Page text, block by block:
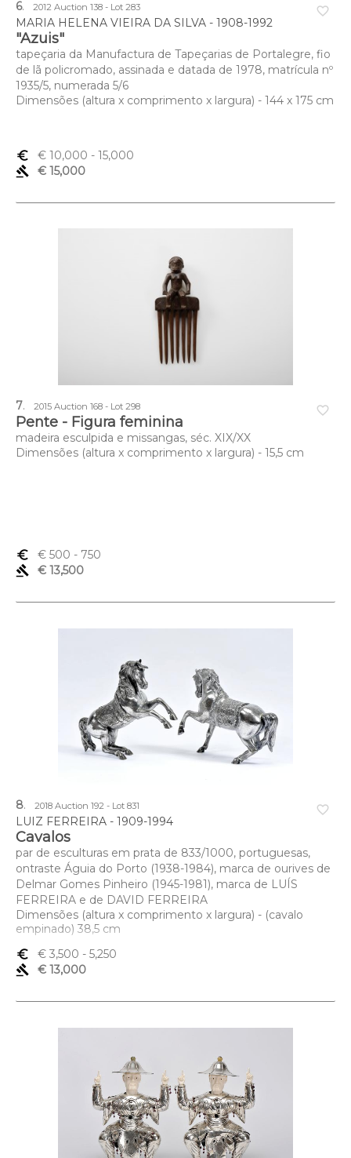
favorite_border
6. 2012 Auction 138 - Lot 283
MARIA HELENA VIEIRA DA SILVA - 1908-1992
"Azuis"
tapeçaria da Manufactura de Tapeçarias de Portalegre, fio
de lã policromado, assinada e datada de 1978, matrícula nº
1935/5, numerada 5/6
Dimensões (altura x comprimento x largura) - 144 x 175 cm
euro_symbol € 10,000 - 15,000
gavel
€ 15,000
favorite_border
7. 2015 Auction 168 - Lot 298
Pente - Figura feminina
madeira esculpida e missangas, séc. XIX/XX
Dimensões (altura x comprimento x largura) - 15,5 cm
euro_symbol € 500 - 750
gavel
€ 13,500
favorite_border
8. 2018 Auction 192 - Lot 831
LUIZ FERREIRA - 1909-1994
Cavalos
par de esculturas em prata de 833/1000, portuguesas,
ontraste Águia do Porto (1938-1984), marca de ourives de
Delmar Gomes Pinheiro (1945-1981), marca de LUÍS
FERREIRA e de DAVID FERREIRA
Dimensões (altura x comprimento x largura) - (cavalo
empinado) 38,5 cm
euro_symbol
€ 3,500 - 5,250
gavel
€ 13,000